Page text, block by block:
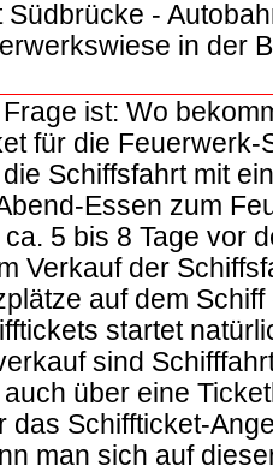
-
in der
ist: Wo
für die Feuerwerk-
Schiffsfahrt mit
Essen zum
5 bis 8 Tage vor
Verkauf der
auf dem
startet
sind
über eine
das Schiffticket-
man sich auf